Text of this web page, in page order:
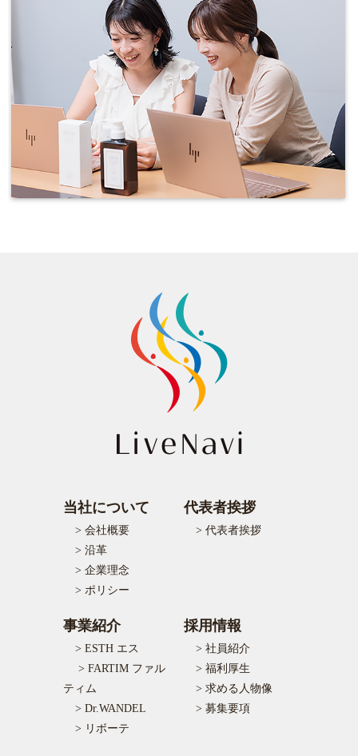
当社について
> 会社概要
> 沿革
> 企業理念
> ポリシー
代表者挨拶
> 代表者挨拶
事業紹介
> ESTH エス
> FARTIM ファル
ティム
> Dr.WANDEL
> リボーテ
採用情報
> 社員紹介
> 福利厚生
> 求める人物像
> 募集要項